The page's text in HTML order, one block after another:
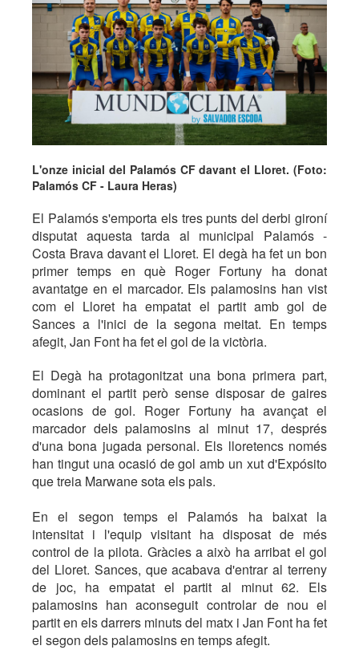
L'onze inicial del Palamós CF davant el Lloret. (Foto:
Palamós CF - Laura Heras)
El Palamós s'emporta els tres punts del derbi gironí
disputat aquesta tarda al municipal Palamós -
Costa Brava davant el Lloret. El degà ha fet un bon
primer temps en què Roger Fortuny ha donat
avantatge en el marcador. Els palamosins han vist
com el Lloret ha empatat el partit amb gol de
Sances a l'inici de la segona meitat. En temps
afegit, Jan Font ha fet el gol de la victòria.
El Degà ha protagonitzat una bona primera part,
dominant el partit però sense disposar de gaires
ocasions de gol. Roger Fortuny ha avançat el
marcador dels palamosins al minut 17, després
d'una bona jugada personal. Els lloretencs només
han tingut una ocasió de gol amb un xut d'Expósito
que treia Marwane sota els pals.
En el segon temps el Palamós ha baixat la
intensitat i l'equip visitant ha disposat de més
control de la pilota. Gràcies a això ha arribat el gol
del Lloret. Sances, que acabava d'entrar al terreny
de joc, ha empatat el partit al minut 62. Els
palamosins han aconseguit controlar de nou el
partit en els darrers minuts del matx i Jan Font ha fet
el segon dels palamosins en temps afegit.